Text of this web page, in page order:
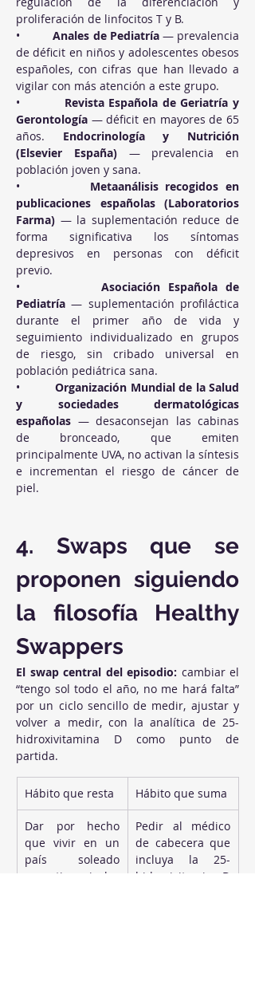
proliferación de linfocitos T y B.
• Anales de Pediatría — prevalencia
de déficit en niños y adolescentes obesos
españoles, con cifras que han llevado a
vigilar con más atención a este grupo.
• Revista Española de Geriatría y
Gerontología — déficit en mayores de 65
años. Endocrinología y Nutrición
(Elsevier España) — prevalencia en
población joven y sana.
• Metaanálisis recogidos en
publicaciones españolas (Laboratorios
Farma) — la suplementación reduce de
forma significativa los síntomas
depresivos en personas con déficit
previo.
• Asociación Española de
Pediatría — suplementación profiláctica
durante el primer año de vida y
seguimiento individualizado en grupos
de riesgo, sin cribado universal en
población pediátrica sana.
• Organización Mundial de la Salud
y sociedades dermatológicas
españolas — desaconsejan las cabinas
de bronceado, que emiten
principalmente UVA, no activan la síntesis
e incrementan el riesgo de cáncer de
piel.
4. Swaps que se
proponen siguiendo
la filosofía Healthy
Swappers
El swap central del episodio: cambiar el
“tengo sol todo el año, no me hará falta”
por un ciclo sencillo de medir, ajustar y
volver a medir, con la analítica de 25-
hidroxivitamina D como punto de
partida.
Hábito que resta Hábito que suma
Dar por hecho
que vivir en un
país soleado
garantiza niveles
Pedir al médico
de cabecera que
incluya la 25-
hidroxivitamina D